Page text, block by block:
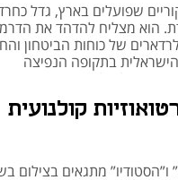
שפועלים בארץ, גדל
הוא מצליח להדהד את
של כוחות הביטחון
בתקופה הנפיצה
קולנועית
ו”הסטודיו” מתגאים בצילום